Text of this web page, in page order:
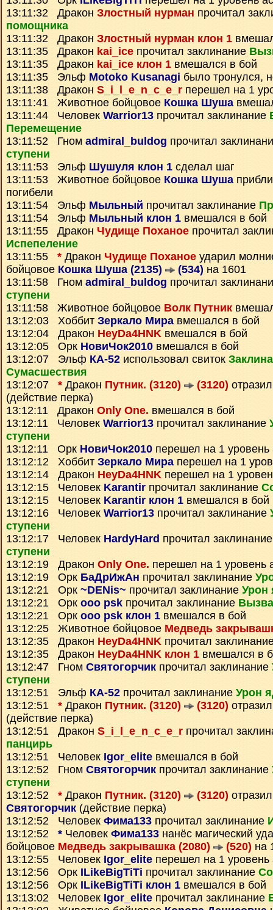
13:11:32 Дракон Злостный нурман прочитал
помощника
13:11:32 Дракон Злостный нурман клон 1
13:11:35 Дракон kai_ice прочитал заклинание
13:11:35 Дракон kai_ice клон 1 вмешался в бой
13:11:35 Эльф Motoko Kusanagi было тронулся,
13:11:38 Дракон S_i_l_e_n_c_e_r перешел на 1
13:11:41 Животное бойцовое Кошка Шуша
13:11:44 Человек Warrior13 прочитал заклинание
Перемещение
13:11:52 Гном admiral_buldog прочитал
ступени
13:11:53 Эльф Шушуля клон 1 сделал шаг
13:11:53 Животное бойцовое Кошка Шуша
погибели
13:11:54 Эльф Мыльный прочитал заклинание
13:11:54 Эльф Мыльный клон 1 вмешался в бой
13:11:55 Дракон Чудище Поханое прочитал
Испепеление
13:11:55 * Дракон Чудище Поханое ударил
бойцовое Кошка Шуша (2135) (534) на 1601
13:11:58 Гном admiral_buldog прочитал
ступени
13:11:58 Животное бойцовое Волк Путник
13:12:03 Хоббит Зеркало Миравмешался в бой
13:12:04 Дракон HeyDa4HNK вмешался в бой
13:12:05 Орк НовиЧок2010 вмешался в бой
13:12:07 Эльф КА-52 использовал свиток
Сумаcшествия
13:12:07 * Дракон Путник. (3120) (3120)
(действие перка)
13:12:11 Дракон Only One. вмешался в бой
13:12:11 Человек Warrior13 прочитал заклинание
ступени
13:12:11 Орк НовиЧок2010 перешел на 1 уровень
13:12:12 Хоббит Зеркало Мираперешел на 1
13:12:14 Дракон HeyDa4HNK перешел на 1
13:12:15 Человек Karantir прочитал заклинание
13:12:15 Человек Karantir клон 1 вмешался в бой
13:12:16 Человек Warrior13 прочитал заклинание
ступени
13:12:17 Человек HardyHard прочитал
ступени
13:12:19 Дракон Only One. перешел на 1 уровень
13:12:19 Орк БаДрИжАн прочитал заклинание
13:12:21 Орк ~DENis~ прочитал заклинание Урон
13:12:21 Орк ooo psk прочитал заклинание
13:12:21 Орк ooo psk клон 1 вмешался в бой
13:12:25 Животное бойцовое Медведь
13:12:35 Дракон HeyDa4HNK прочитал
13:12:35 Дракон HeyDa4HNK клон 1 вмешался в
13:12:47 Гном Святогорчик прочитал заклинание
ступени
13:12:51 Эльф КА-52 прочитал заклинание Урон
13:12:51 * Дракон Путник. (3120) (3120)
(действие перка)
13:12:51 Дракон S_i_l_e_n_c_e_r прочитал
панцирь
13:12:51 Человек Igor_elite вмешался в бой
13:12:52 Гном Святогорчик прочитал заклинание
ступени
13:12:52 * Дракон Путник. (3120) (3120)
Святогорчик (действие перка)
13:12:52 Человек Фима133 прочитал заклинание
13:12:52 * Человек Фима133 нанёс магический
бойцовое Медведь закрывашка (2080) (520) на
13:12:55 Человек Igor_elite перешел на 1 уровень
13:12:56 Орк ILikeBigTiTi прочитал заклинание
13:12:56 Орк ILikeBigTiTi клон 1 вмешался в бой
13:13:02 Человек Igor_elite прочитал заклинание